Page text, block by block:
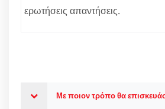
ερωτήσεις απαντήσεις.
Με ποιον τρόπο θα